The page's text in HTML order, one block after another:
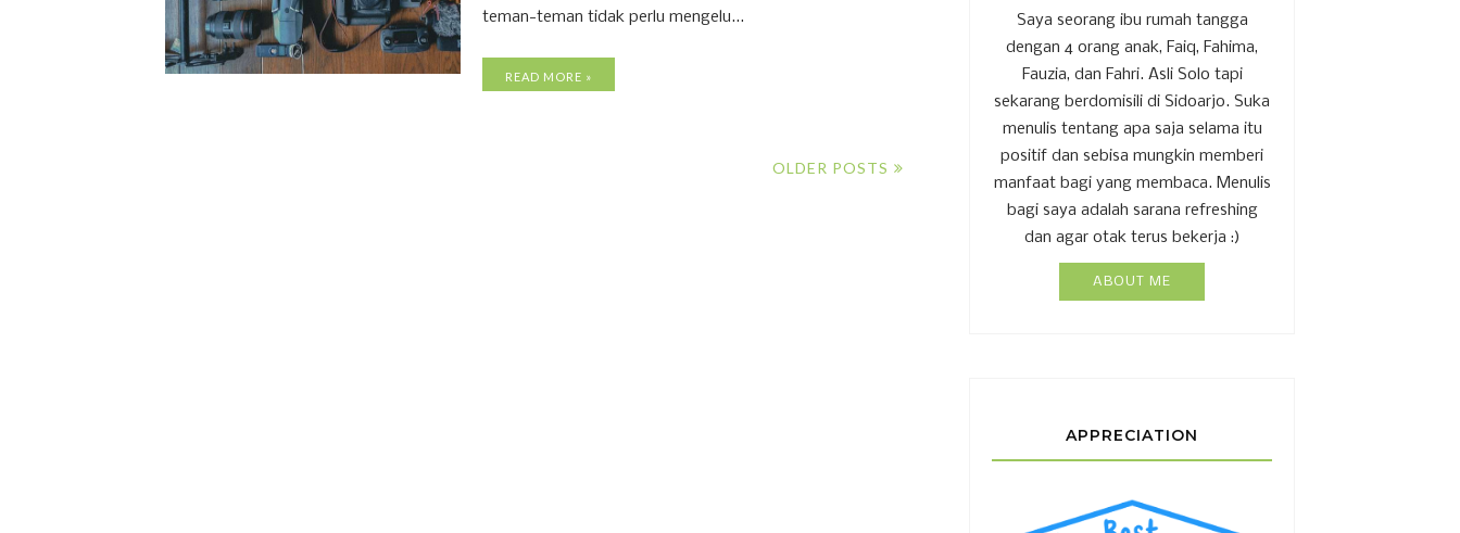
teman-teman tidak perlu mengelu...
READ MORE »
OLDER POSTS
Saya seorang ibu rumah tangga
dengan 4 orang anak, Faiq, Fahima,
Fauzia, dan Fahri. Asli Solo tapi
sekarang berdomisili di Sidoarjo. Suka
menulis tentang apa saja selama itu
positif dan sebisa mungkin memberi
manfaat bagi yang membaca. Menulis
bagi saya adalah sarana refreshing
dan agar otak terus bekerja :)
ABOUT ME
APPRECIATION